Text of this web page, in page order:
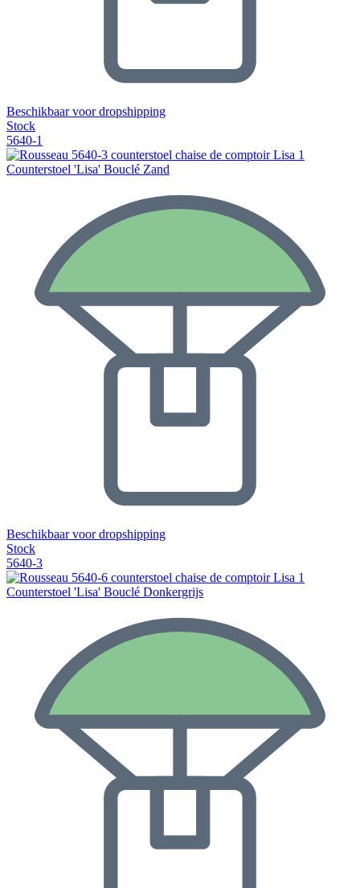
Beschikbaar voor dropshipping
Stock
5640-1
Counterstoel 'Lisa' Bouclé Zand
Beschikbaar voor dropshipping
Stock
5640-3
Counterstoel 'Lisa' Bouclé Donkergrijs